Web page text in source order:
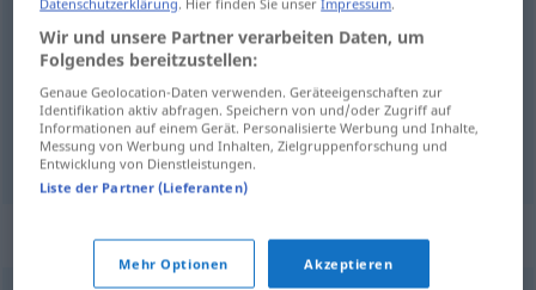
material
persönlichesGepäck dunnage personal luggage
„dunnage“: transitive verb
Wir und unsere Partner verarbeiten Daten, um
Folgendes bereitzustellen:
Genaue Geolocation-Daten verwenden. Geräteeigenschaften zur
Identifikation aktiv abfragen. Speichern von und/oder Zugriff auf
Informationen auf einem Gerät. Personalisierte Werbung und Inhalte,
Messung von Werbung und Inhalten, Zielgruppenforschung und
Entwicklung von Dienstleistungen.
Liste der Partner (Lieferanten)
Mehr Optionen Akzeptieren